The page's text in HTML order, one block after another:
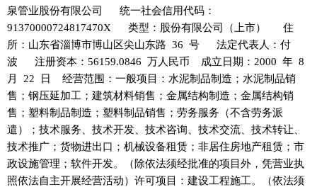
泉管业股份有限公司 统一社会信用代码：
91370000724817470X 类型：股份有限公司（上市） 住
所：山东省淄博市博山区尖山东路 36 号 法定代表人：付
波 注册资本：56159.0846 万人民币 成立日期：2000 年 8
月 22 日 经营范围：一般项目：水泥制品制造；水泥制品销
售；钢压延加工；建筑材料销售；金属结构制造；金属结构销
售；塑料制品制造；塑料制品销售；劳务服务（不含劳务派
遣）；技术服务、技术开发、技术咨询、技术交流、技术转让、
技术推广；货物进出口；机械设备租赁；非居住房地产租赁；市
政设施管理；软件开发。（除依法须经批准的项目外，凭营业执
照依法自主开展经营活动）许可项目：建设工程施工。（依法须